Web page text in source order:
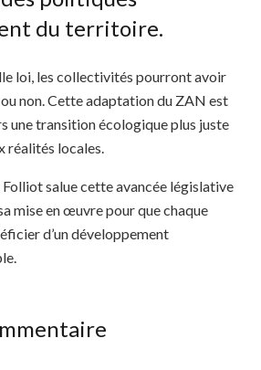
du territoire.
loi, les collectivités pourront avoir
non. Cette adaptation du ZAN est
une transition écologique plus juste
réalités locales.
Folliot salue cette avancée législative
mise en œuvre pour que chaque
d’un développement